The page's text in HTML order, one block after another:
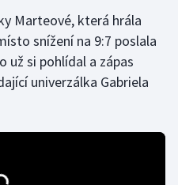
Marteové, která hrála
snížení na 9:7 poslala
už si pohlídal a zápas
univerzálka Gabriela